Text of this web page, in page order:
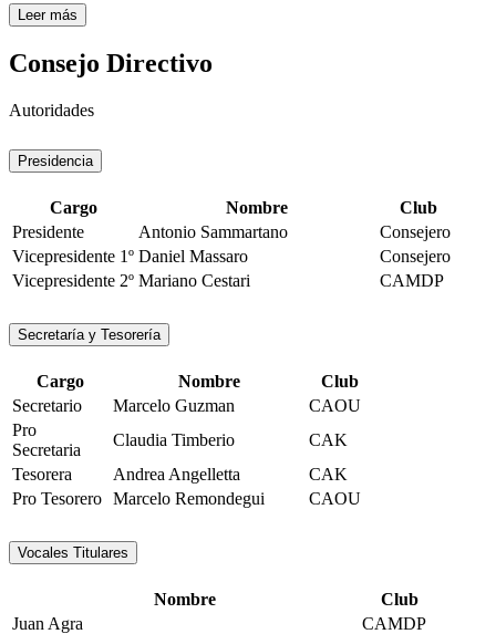
Juegos Olímpicos de Los Ángeles en 1984.
estrenaron como disciplina olímpica.
Leer más
Consejo Directivo
Autoridades
Presidencia
Cargo Nombre
Club
Presidente
Antonio Sammartano
Consejero
Vicepresidente 1º Daniel Massaro
Consejero
Vicepresidente 2º Mariano Cestari CAMDP
Secretaría y Tesorería
Cargo Nombre
Club
Secretario
Marcelo Guzman
CAOU
Pro
Secretaria
Claudia Timberio
CAK
Tesorera
Andrea Angelletta
CAK
Pro Tesorero Marcelo Remondegui CAOU
Vocales Titulares
Nombre
Club
Juan Agra
CAMDP